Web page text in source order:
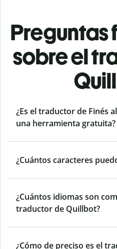
Preguntas
sobre el
¿Es el traductor de Finés
una herramienta gratuita?
¿Cuántos caracteres
¿Cuántos idiomas son
traductor de Quillbot?
¿Cómo de preciso es el